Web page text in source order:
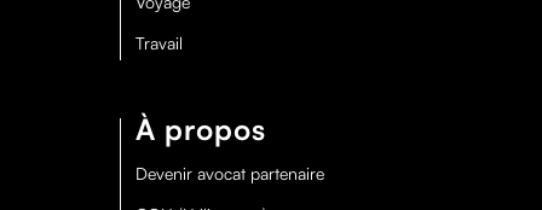
Travail
À propos
Devenir avocat partenaire